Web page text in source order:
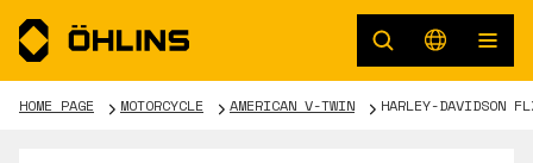
HOME PAGE MOTORCYCLE AMERICAN V-TWIN HARLEY-DAVIDSON